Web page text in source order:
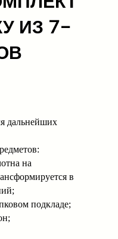
ИЗ 7-
дальнейших
на
в
подкладе;